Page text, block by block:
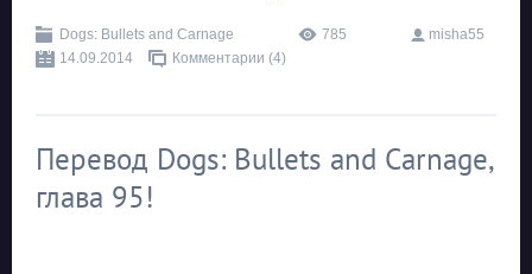
Dogs: Bullets and Carnage 785
misha55
14.09.2014
Комментарии (4)
Перевод Dogs: Bullets and Carnage,
глава 95!